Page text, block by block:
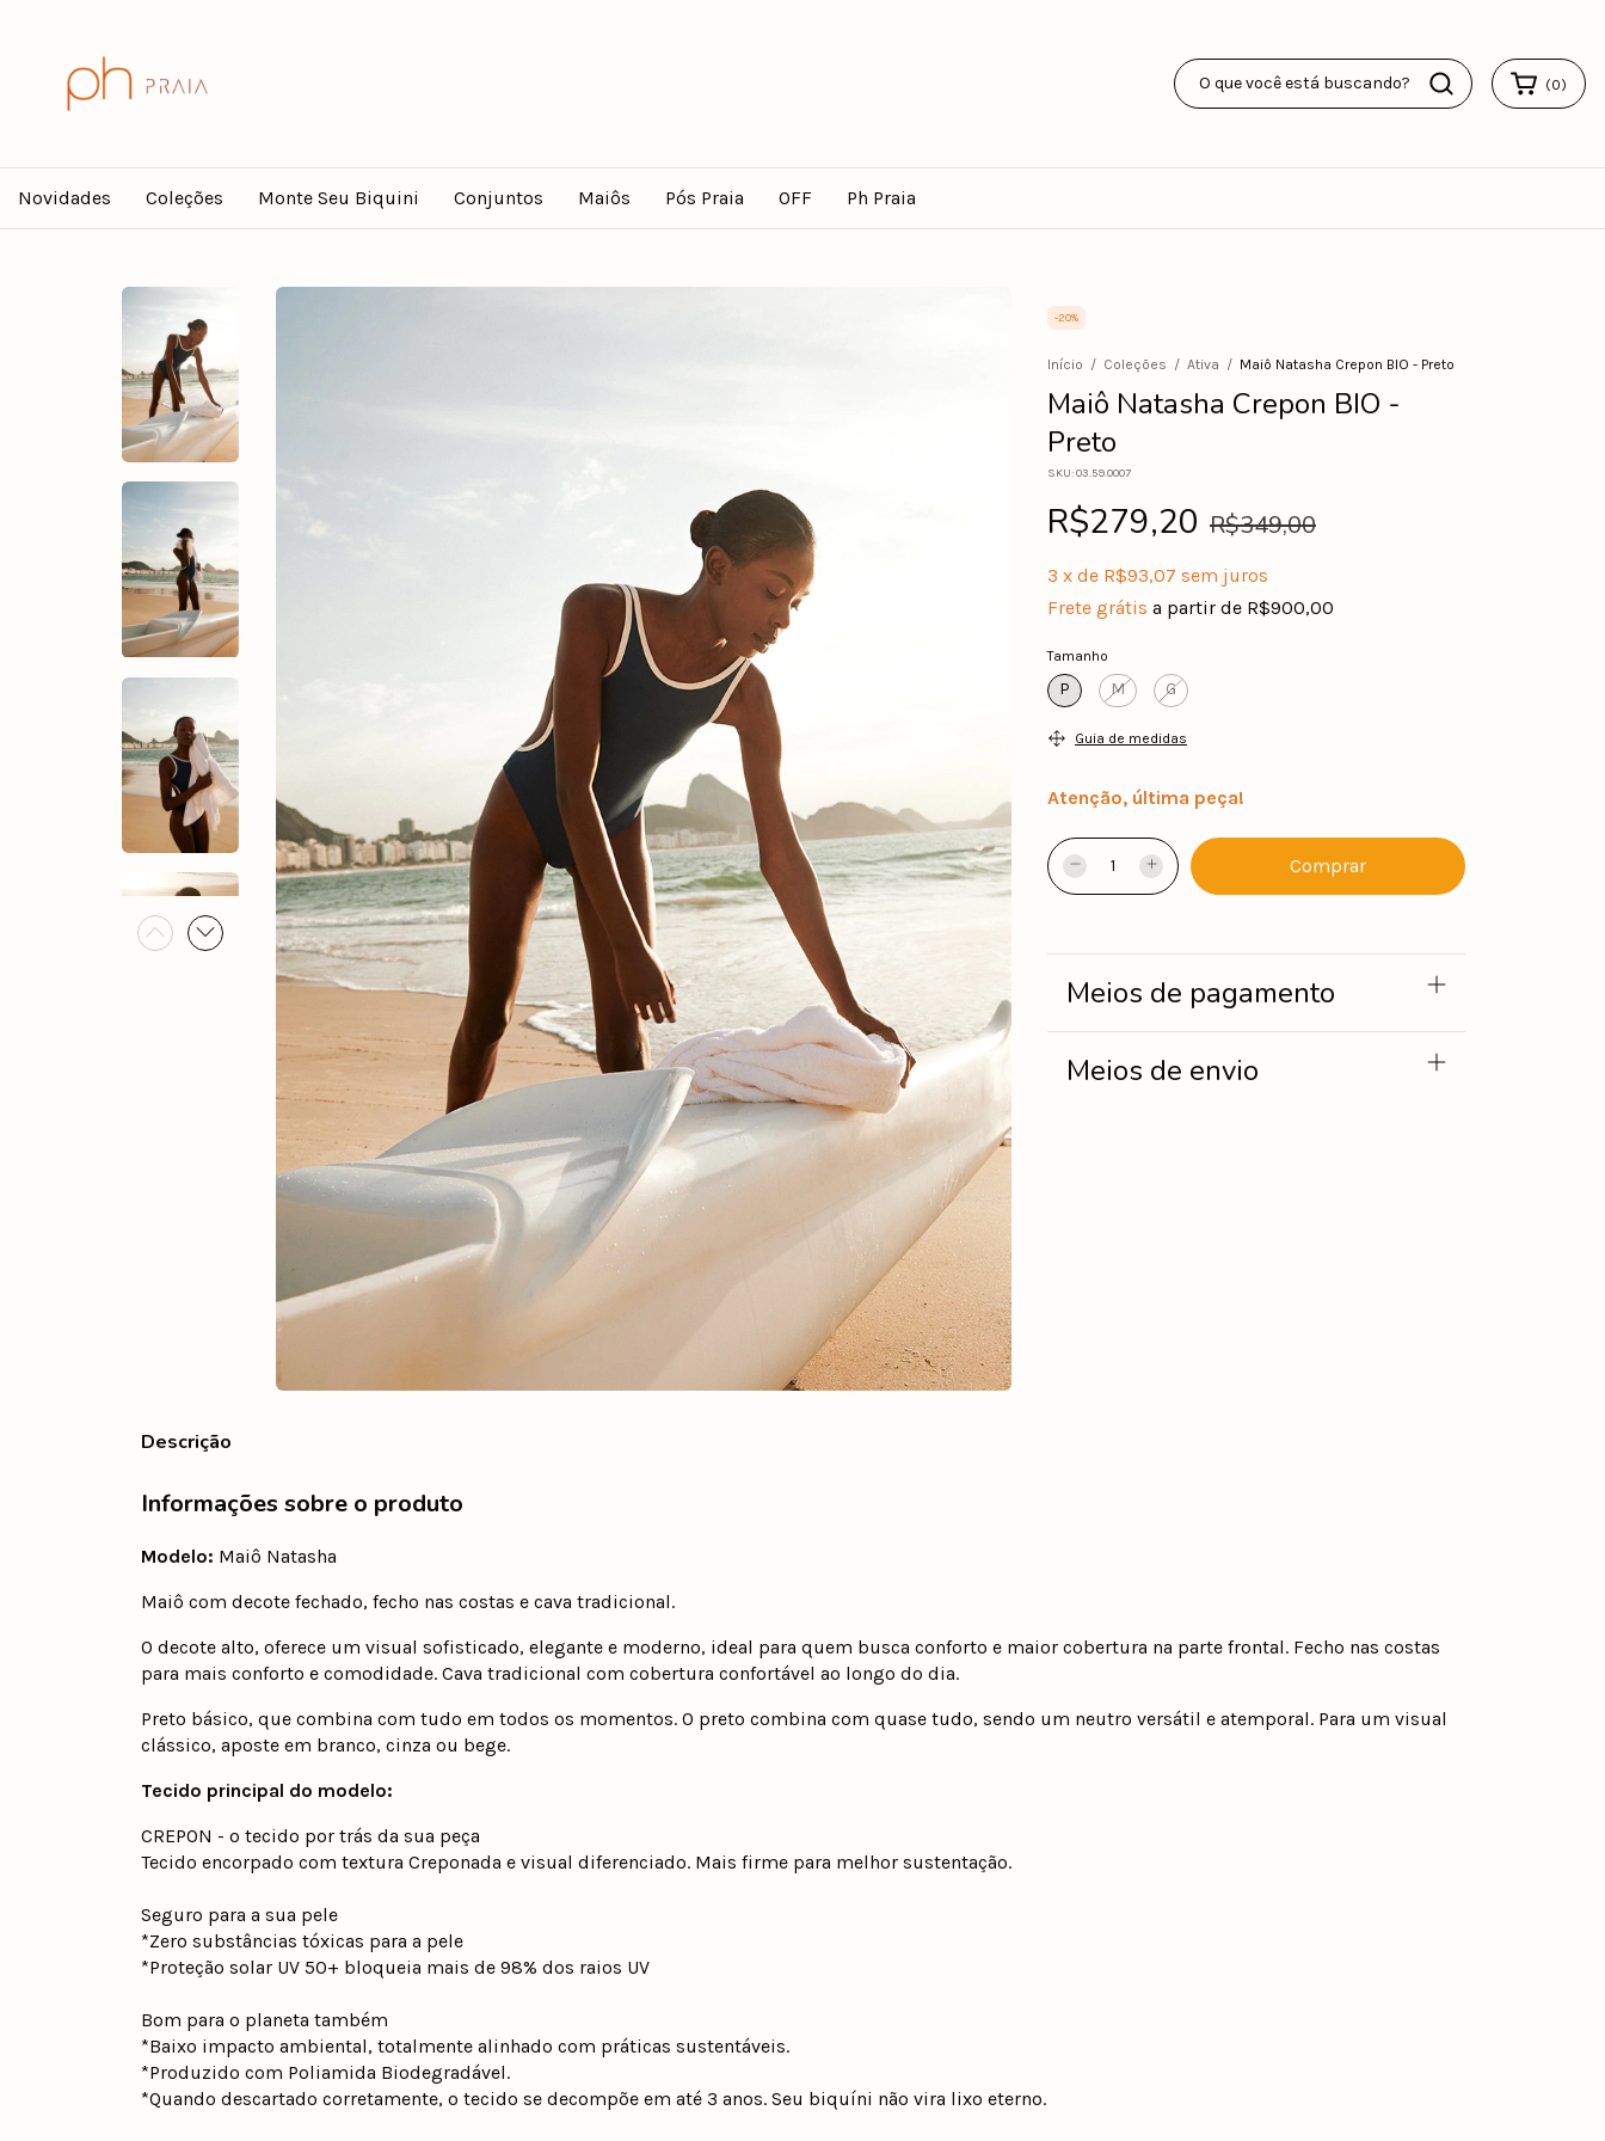
(0)
Novidades Coleções Monte Seu Biquini Conjuntos Maiôs Pós Praia OFF Ph Praia
-20%
Início / Coleções / Ativa / Maiô Natasha Crepon BIO - Preto
Maiô Natasha Crepon BIO -
Preto
SKU:03.59.0007
R$279,20 R$349,00
3 x de R$93,07 sem juros
Frete grátis a partir de R$900,00
Tamanho
P M G
Guia de medidas
Atenção, última peça!
Meios de pagamento
Meios de envio
Descrição
Informações sobre o produto
Modelo: Maiô Natasha
Maiô com decote fechado, fecho nas costas e cava tradicional.
O decote alto, oferece um visual sofisticado, elegante e moderno, ideal para quem busca conforto e maior cobertura na parte frontal. Fecho nas costas
para mais conforto e comodidade. Cava tradicional com cobertura confortável ao longo do dia.
Preto básico, que combina com tudo em todos os momentos. O preto combina com quase tudo, sendo um neutro versátil e atemporal. Para um visual
clássico, aposte em branco, cinza ou bege.
Tecido principal do modelo:
CREPON - o tecido por trás da sua peça
Tecido encorpado com textura Creponada e visual diferenciado. Mais firme para melhor sustentação.
Seguro para a sua pele
*Zero substâncias tóxicas para a pele
*Proteção solar UV 50+ bloqueia mais de 98% dos raios UV
Bom para o planeta também
*Baixo impacto ambiental, totalmente alinhado com práticas sustentáveis.
*Produzido com Poliamida Biodegradável.
*Quando descartado corretamente, o tecido se decompõe em até 3 anos. Seu biquíni não vira lixo eterno.